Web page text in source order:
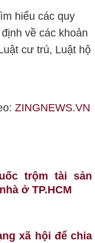
hiểu các quy
về các khoản
cư trú, Luật hộ
ZINGNEWS.VN
trộm tài sản
ở TP.HCM
xã hội để chia